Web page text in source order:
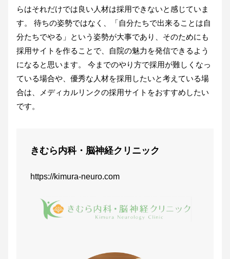
らはそれだけでは良い人材は採用できないと感じていま
す。 待ちの姿勢ではなく、「自分たちで出来ることは自
分たちでやる」という姿勢が大事であり、そのためにも
採用サイトを作ることで、自院の魅力を発信できるよう
になると思います。 今までのやり方で採用が難しくなっ
ている場合や、優秀な人材を採用したいと考えている場
合は、メディカルリンクの採用サイトをおすすめしたい
です。
きむら内科・脳神経クリニック
https://kimura-neuro.com